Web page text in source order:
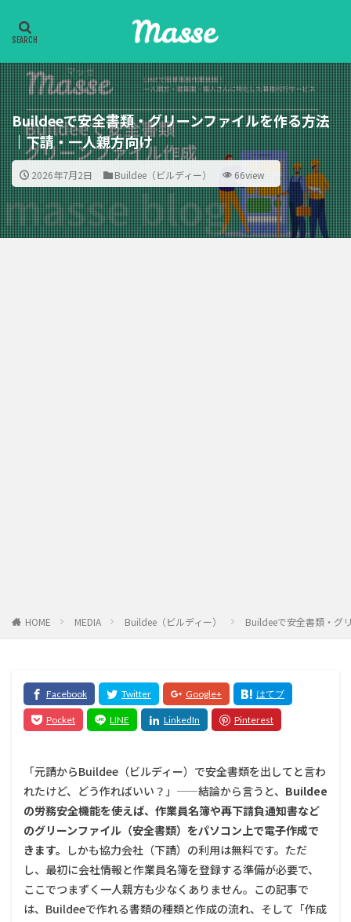
Buildeeで安全書類・グリーンファイルを作る方法
｜下請・一人親方向け
2026年7月2日 Buildee（ビルディー） 66view
HOME MEDIA Buildee（ビルディー） Buildeeで安全書類・グ
「元請からBuildee（ビルディー）で安全書類を出してと言わ
れたけど、どう作ればいい？」——結論から言うと、 Buildee
の労務安全機能を使えば、作業員名簿や再下請負通知書など
のグリーンファイル（安全書類）をパソコン上で電子作成で
きます。 しかも協力会社（下請）の利用は無料です。ただ
し、最初に会社情報と作業員名簿を登録する準備が必要で、
ここでつまずく一人親方も少なくありません。この記事で
は、Buildeeで作れる書類の種類と作成の流れ、そして「作成